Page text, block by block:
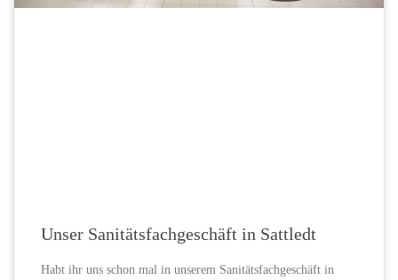
Unser Sanitätsfachgeschäft in Sattledt
Habt ihr uns schon mal in unserem Sanitätsfachgeschäft in